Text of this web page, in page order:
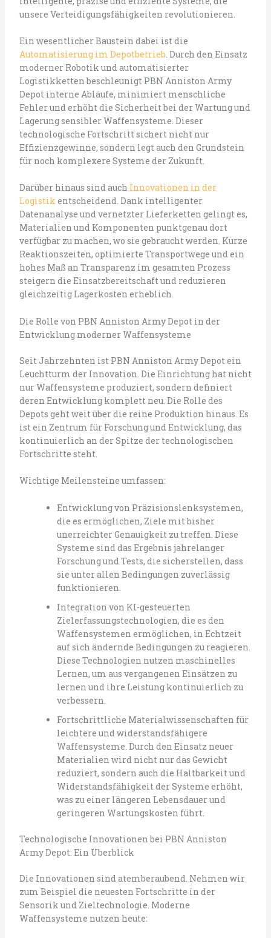
unsere Verteidigungsfähigkeiten revolutionieren.
Ein wesentlicher Baustein dabei ist die
Automatisierung im Depotbetrieb. Durch den Einsatz
moderner Robotik und automatisierter
Logistikketten beschleunigt PBN Anniston Army
Depot interne Abläufe, minimiert menschliche
Fehler und erhöht die Sicherheit bei der Wartung und
Lagerung sensibler Waffensysteme. Dieser
technologische Fortschritt sichert nicht nur
Effizienzgewinne, sondern legt auch den Grundstein
für noch komplexere Systeme der Zukunft.
Darüber hinaus sind auch Innovationen in der
Logistik entscheidend. Dank intelligenter
Datenanalyse und vernetzter Lieferketten gelingt es,
Materialien und Komponenten punktgenau dort
verfügbar zu machen, wo sie gebraucht werden. Kurze
Reaktionszeiten, optimierte Transportwege und ein
hohes Maß an Transparenz im gesamten Prozess
steigern die Einsatzbereitschaft und reduzieren
gleichzeitig Lagerkosten erheblich.
Die Rolle von PBN Anniston Army Depot in der
Entwicklung moderner Waffensysteme
Seit Jahrzehnten ist PBN Anniston Army Depot ein
Leuchtturm der Innovation. Die Einrichtung hat nicht
nur Waffensysteme produziert, sondern definiert
deren Entwicklung komplett neu. Die Rolle des
Depots geht weit über die reine Produktion hinaus. Es
ist ein Zentrum für Forschung und Entwicklung, das
kontinuierlich an der Spitze der technologischen
Fortschritte steht.
Wichtige Meilensteine umfassen:
Entwicklung von Präzisionslenksystemen,
die es ermöglichen, Ziele mit bisher
unerreichter Genauigkeit zu treffen. Diese
Systeme sind das Ergebnis jahrelanger
Forschung und Tests, die sicherstellen, dass
sie unter allen Bedingungen zuverlässig
funktionieren.
Integration von KI-gesteuerten
Zielerfassungstechnologien, die es den
Waffensystemen ermöglichen, in Echtzeit
auf sich ändernde Bedingungen zu reagieren.
Diese Technologien nutzen maschinelles
Lernen, um aus vergangenen Einsätzen zu
lernen und ihre Leistung kontinuierlich zu
verbessern.
Fortschrittliche Materialwissenschaften für
leichtere und widerstandsfähigere
Waffensysteme. Durch den Einsatz neuer
Materialien wird nicht nur das Gewicht
reduziert, sondern auch die Haltbarkeit und
Widerstandsfähigkeit der Systeme erhöht,
was zu einer längeren Lebensdauer und
geringeren Wartungskosten führt.
Technologische Innovationen bei PBN Anniston
Army Depot: Ein Überblick
Die Innovationen sind atemberaubend. Nehmen wir
zum Beispiel die neuesten Fortschritte in der
Sensorik und Zieltechnologie. Moderne
Waffensysteme nutzen heute: